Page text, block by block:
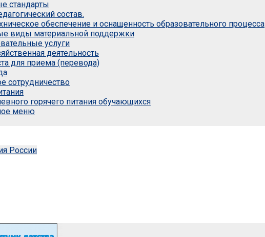
стандарты
состав.
обеспечение и оснащенность образовательного процесса
виды материальной поддержки
услуги
деятельность
для приема (перевода)
сотрудничество
горячего питания обучающихся
меню
России